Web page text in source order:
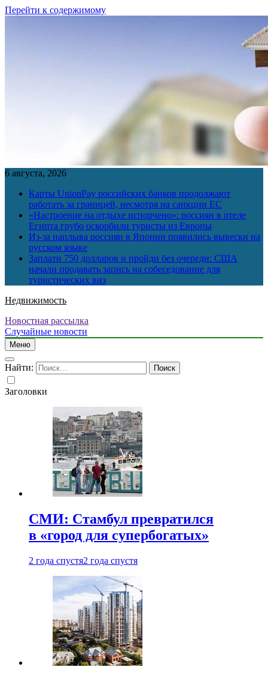
Перейти к содержимому
6 августа, 2026
Карты UnionPay российских банков продолжают
работать за границей, несмотря на санкции ЕС
«Настроение на отдыхе испорчено»: россиян в отеле
Египта грубо оскорбили туристы из Европы
Из-за наплыва россиян в Японии появились вывески на
русском языке
Заплати 750 долларов и пройди без очереди: США
начали продавать запись на собеседование для
туристических виз
Недвижимость
Новостная рассылка
Случайные новости
Меню
Найти:
Заголовки
СМИ: Стамбул превратился
в «город для супербогатых»
2 года спустя2 года спустя